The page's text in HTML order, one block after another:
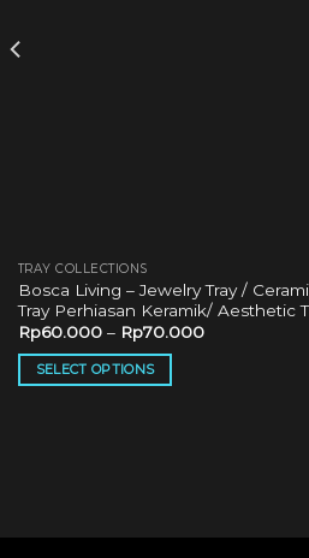
TRAY COLLECTIONS
Bosca Living – Jewelry Tray /
Tray Perhiasan Keramik/ Aesthetic
Rp60.000– Rp70.000
SELECT OPTIONS